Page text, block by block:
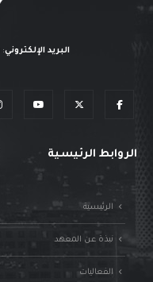
البريد الإلكتروني:
الروابط الرئيسية
الرئيسية
نبذة عن المعهد
الفعاليات